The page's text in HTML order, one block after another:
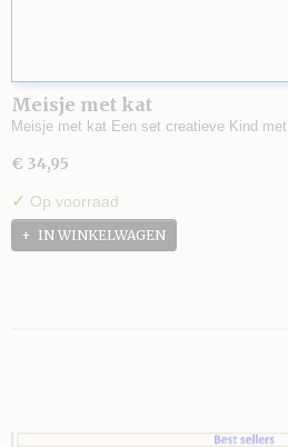
Meisje met kat
Meisje met kat Een set creatieve Kind
€ 34,95
✓ Op voorraad
IN WINKELWAGEN